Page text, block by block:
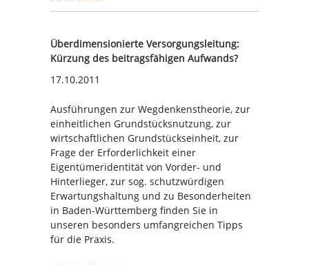
Überdimensionierte Versorgungsleitung:
Kürzung des beitragsfähigen Aufwands?
17.10.2011
Ausführungen zur Wegdenkenstheorie, zur
einheitlichen Grundstücksnutzung, zur
wirtschaftlichen Grundstückseinheit, zur
Frage der Erforderlichkeit einer
Eigentümeridentität von Vorder- und
Hinterlieger, zur sog. schutzwürdigen
Erwartungshaltung und zu Besonderheiten
in Baden-Württemberg finden Sie in
unseren besonders umfangreichen Tipps
für die Praxis.